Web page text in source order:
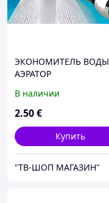
ЭКОНОМИТЕЛЬ ВОДЫ
АЭРАТОР
В наличии
2.50€
Купить
"ТВ-ШОП МАГАЗИН"